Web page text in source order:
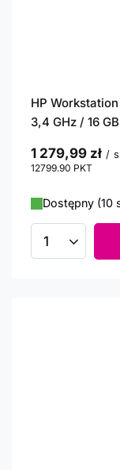
HP
3,4 GHz / 16
1 279,99 zł /
12799.90 PKT
Dostępny (10
Ilość